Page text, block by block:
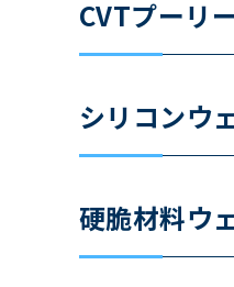
CVTプーリ
シリコンウ
硬脆材料ウ